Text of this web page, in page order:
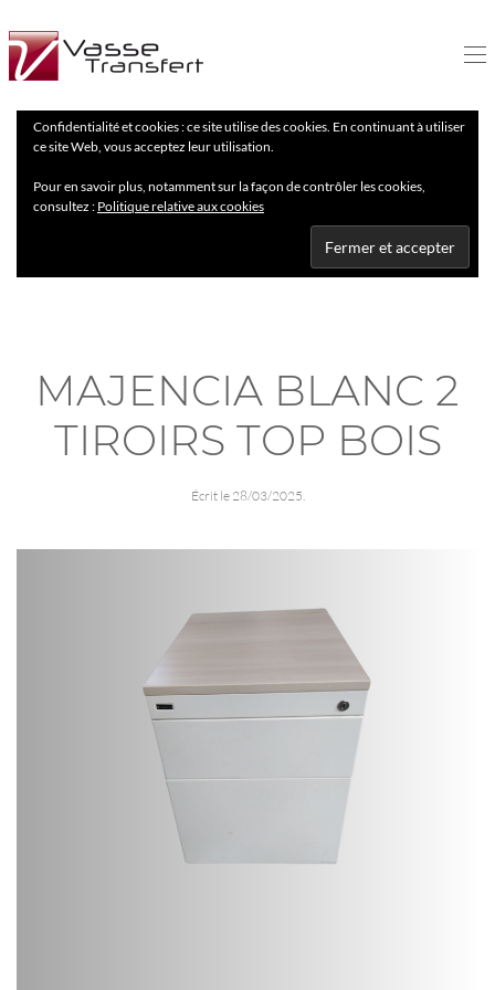
Confidentialité et cookies : ce site utilise des cookies. En continuant à utiliser
ce site Web, vous acceptez leur utilisation.
Pour en savoir plus, notamment sur la façon de contrôler les cookies,
consultez : Politique relative aux cookies
MAJENCIA BLANC 2
TIROIRS TOP BOIS
Écrit le 28/03/2025.